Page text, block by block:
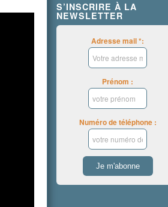
S’INSCRIRE À LA
NEWSLETTER
Adresse mail *:
Prénom :
Numéro de téléphone :